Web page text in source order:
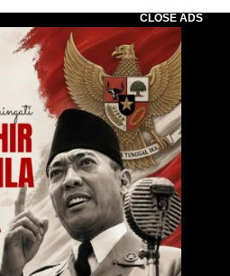
CLOSE ADS